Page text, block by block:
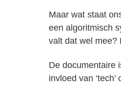
Maar wat staat
een algoritmisch
valt dat wel mee?
De documentaire
invloed van